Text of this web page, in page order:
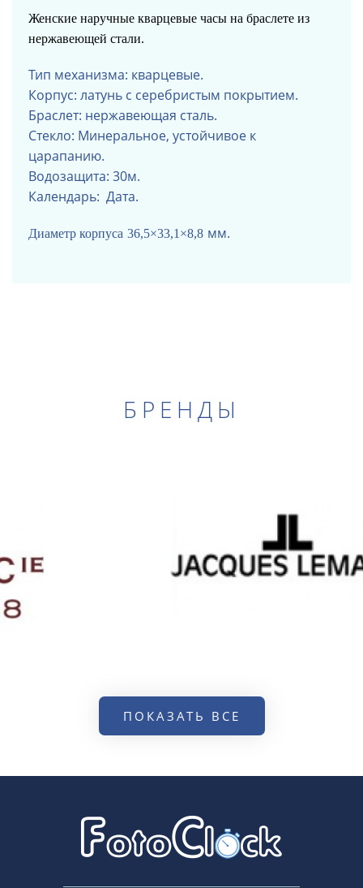
Женские наручные кварцевые часы на браслете из
нержавеющей стали.
Тип механизма: кварцевые.
Корпус: латунь с серебристым покрытием.
Браслет: нержавеющая сталь.
Стекло: Минеральное, устойчивое к
царапанию.
Водозащита: 30м.
Календарь: Дата.
Диаметр корпуса 36,5×33,1×8,8 мм.
БРЕНДЫ
ПОКАЗАТЬ ВСЕ